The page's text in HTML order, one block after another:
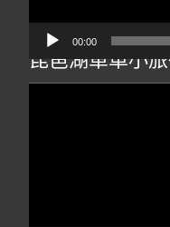
00:00
琵琶湖單車小旅